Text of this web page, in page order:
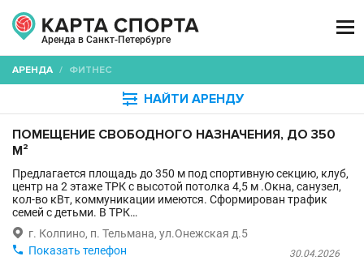
Аренда в Санкт-Петербурге

АРЕНДА / ФИТНЕС
 НАЙТИ АРЕНДУ
ПОМЕЩЕНИЕ СВОБОДНОГО НАЗНАЧЕНИЯ, ДО 350
М²
Предлагается площадь до 350 м под спортивную секцию, клуб,
центр на 2 этаже ТРК с высотой потолка 4,5 м .Окна, санузел,
кол-во кВт, коммуникации имеются. Сформирован трафик
семей с детьми. В ТРК…
 г. Колпино, п. Тельмана, ул.Онежская д.5
30.04.2026
 Показать телефон